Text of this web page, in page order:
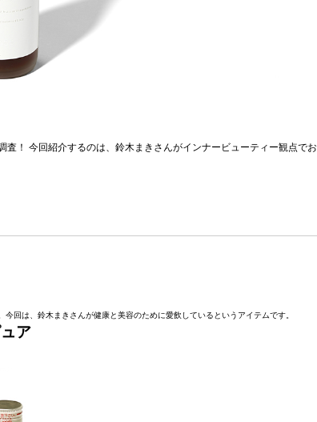
！ 今回紹介するのは、鈴木まきさんがインナービューティー観点でお
回は、鈴木まきさんが健康と美容のために愛飲しているというアイテムです。
ア